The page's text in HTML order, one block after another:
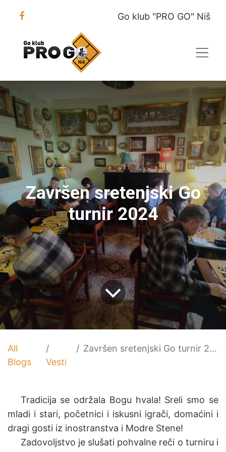
Go klub "PRO GO" Niš
Završen sretenjski Go
turnir 2024
All
Blogs
Vesti
Završen sretenjski Go turnir 2024
​Tradicija se održala Bogu hvala! Sreli smo se
mladi i stari, početnici i iskusni igrači, domaćini i
dragi gosti iz inostranstva i Modre Stene!
​Zadovoljstvo je slušati pohvalne reči o turniru i